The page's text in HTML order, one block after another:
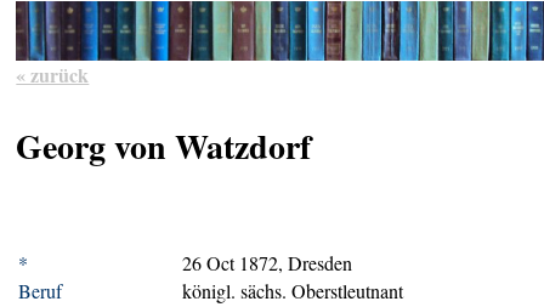
« zurück
Georg von Watzdorf
*
26 Oct 1872, Dresden
Beruf
königl. sächs. Oberstleutnant